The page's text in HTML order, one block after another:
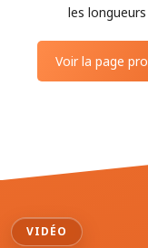
les
Voir la page
VIDÉO